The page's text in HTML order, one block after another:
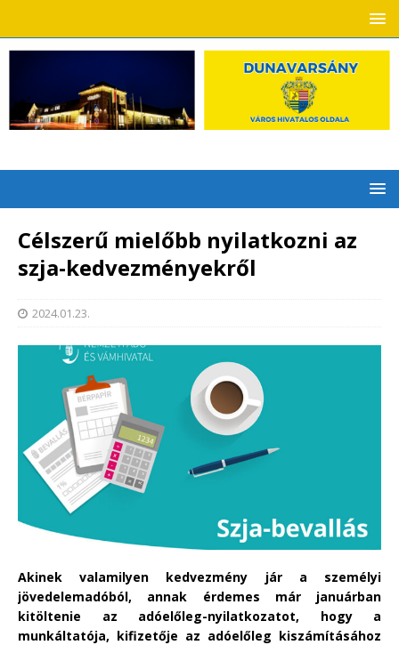
Célszerű mielőbb nyilatkozni az
szja-kedvezményekről
2024.01.23.
Akinek valamilyen kedvezmény jár a személyi
jövedelemadóból, annak érdemes már januárban
kitöltenie az adóelőleg-nyilatkozatot, hogy a
munkáltatója, kifizetője az adóelőleg kiszámításához